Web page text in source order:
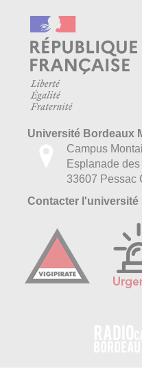
Université Bordeaux
Campus
Esplanade
33607 Pessac
Contacter l'université